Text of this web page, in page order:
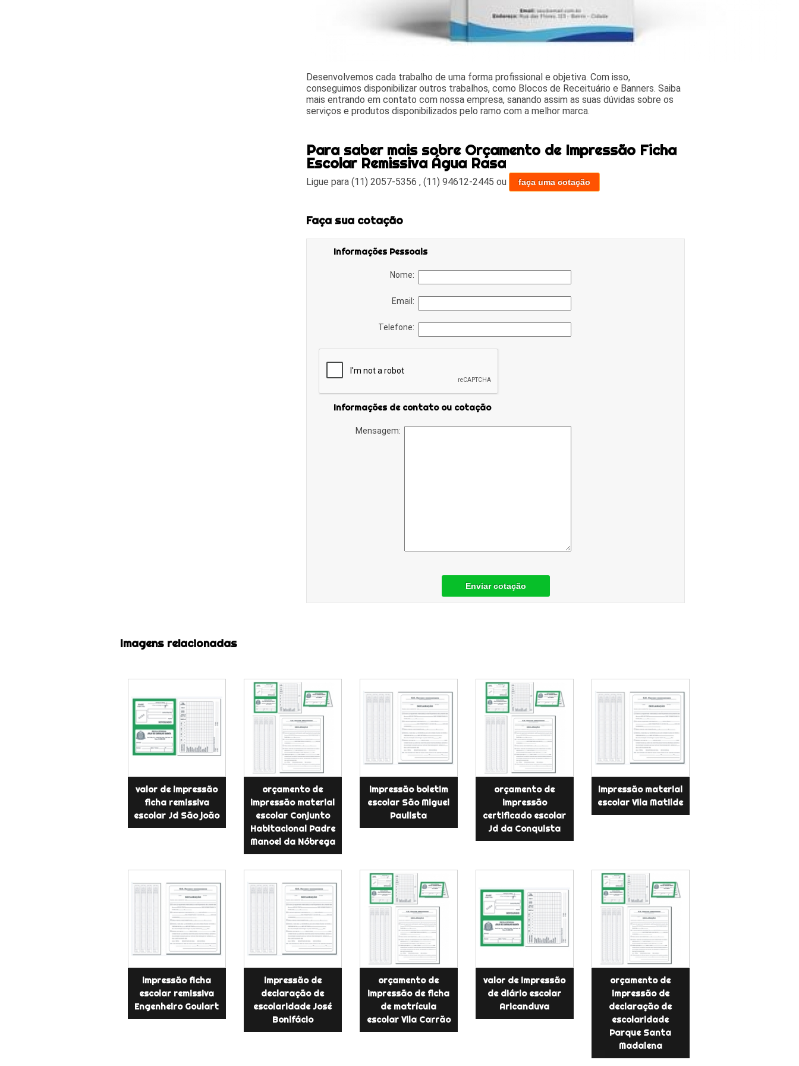
Desenvolvemos cada trabalho de uma forma profissional e objetiva. Com isso,
conseguimos disponibilizar outros trabalhos, como Blocos de Receituário e Banners. Saiba
mais entrando em contato com nossa empresa, sanando assim as suas dúvidas sobre os
serviços e produtos disponibilizados pelo ramo com a melhor marca.
Para saber mais sobre Orçamento de Impressão Ficha
Escolar Remissiva Água Rasa
Ligue para(11) 2057-5356 ,(11) 94612-2445 ou faça uma cotação
Faça sua cotação
Informações Pessoais
Nome:
Email:
Telefone:
Informações de contato ou cotação
Mensagem:
Enviar cotação
Imagens relacionadas
valor de impressão
ficha remissiva
escolar Jd São joão
orçamento de
impressão material
escolar Conjunto
Habitacional Padre
Manoel da Nóbrega
impressão boletim
escolar São Miguel
Paulista
orçamento de
impressão
certificado escolar
Jd da Conquista
impressão material
escolar Vila Matilde
impressão ficha
escolar remissiva
Engenheiro Goulart
impressão de
declaração de
escolaridade José
Bonifácio
orçamento de
impressão de ficha
de matrícula
escolar Vila Carrão
valor de impressão
de diário escolar
Aricanduva
orçamento de
impressão de
declaração de
escolaridade
Parque Santa
Madalena